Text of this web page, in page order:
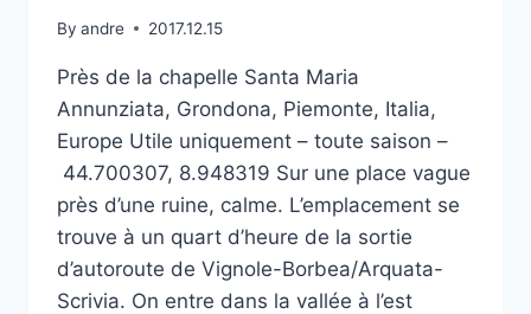
By andre 2017.12.15
Près de la chapelle Santa Maria
Annunziata, Grondona, Piemonte, Italia,
Europe Utile uniquement – toute saison –
44.700307, 8.948319 Sur une place vague
près d’une ruine, calme. L’emplacement se
trouve à un quart d’heure de la sortie
d’autoroute de Vignole-Borbea/Arquata-
Scrivia. On entre dans la vallée à l’est